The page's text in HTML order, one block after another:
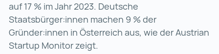
auf 17 % im Jahr 2023. Deutsche
Staatsbürger:innen machen 9 % der
Gründer:innen in Österreich aus, wie der Austrian
Startup Monitor zeigt.